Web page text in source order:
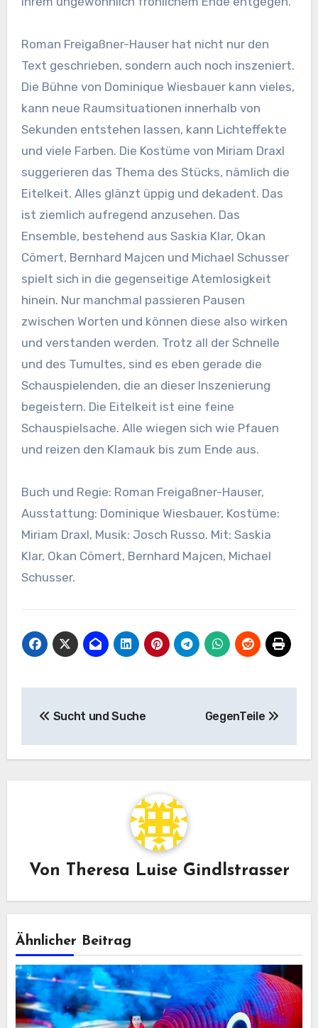
Roman Freigaßner-Hauser hat nicht nur den
Text geschrieben, sondern auch noch inszeniert.
Die Bühne von Dominique Wiesbauer kann vieles,
kann neue Raumsituationen innerhalb von
Sekunden entstehen lassen, kann Lichteffekte
und viele Farben. Die Kostüme von Miriam Draxl
suggerieren das Thema des Stücks, nämlich die
Eitelkeit. Alles glänzt üppig und dekadent. Das
ist ziemlich aufregend anzusehen. Das
Ensemble, bestehend aus Saskia Klar, Okan
Cömert, Bernhard Majcen und Michael Schusser
spielt sich in die gegenseitige Atemlosigkeit
hinein. Nur manchmal passieren Pausen
zwischen Worten und können diese also wirken
und verstanden werden. Trotz all der Schnelle
und des Tumultes, sind es eben gerade die
Schauspielenden, die an dieser Inszenierung
begeistern. Die Eitelkeit ist eine feine
Schauspielsache. Alle wiegen sich wie Pfauen
und reizen den Klamauk bis zum Ende aus.
Buch und Regie: Roman Freigaßner-Hauser,
Ausstattung: Dominique Wiesbauer, Kostüme:
Miriam Draxl, Musik: Josch Russo. Mit: Saskia
Klar, Okan Cömert, Bernhard Majcen, Michael
Schusser.
Sucht und Suche GegenTeile
Von Theresa Luise Gindlstrasser
Ähnlicher Beitrag